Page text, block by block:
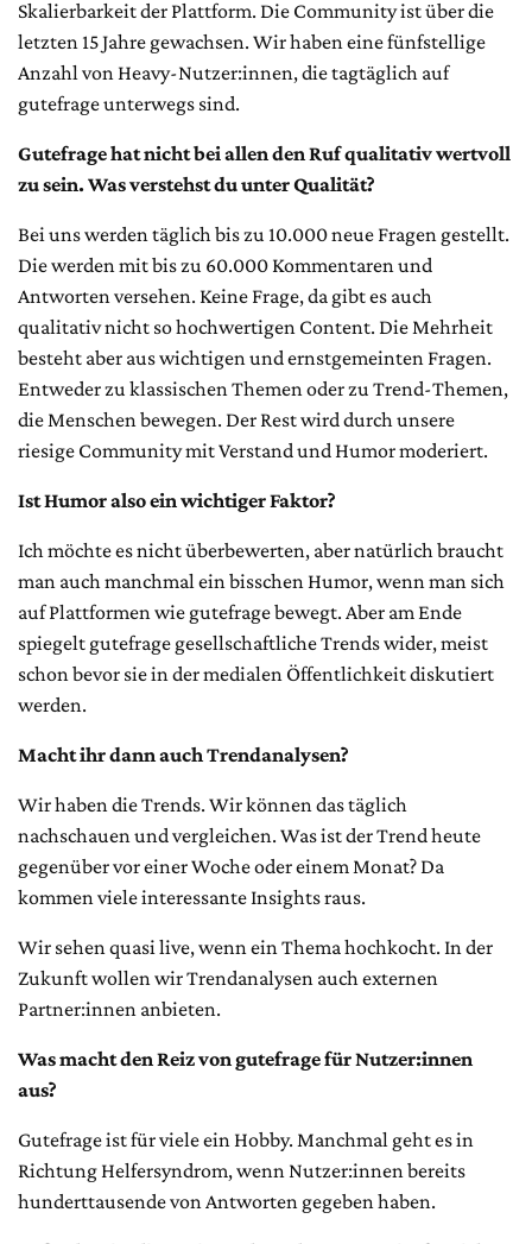
Skalierbarkeit der Plattform. Die Community ist über die
letzten 15 Jahre gewachsen. Wir haben eine fünfstellige
Anzahl von Heavy-Nutzer:innen, die tagtäglich auf
gutefrage unterwegs sind.
Gutefrage hat nicht bei allen den Ruf qualitativ wertvoll
zu sein. Was verstehst du unter Qualität?
Bei uns werden täglich bis zu 10.000 neue Fragen gestellt.
Die werden mit bis zu 60.000 Kommentaren und
Antworten versehen. Keine Frage, da gibt es auch
qualitativ nicht so hochwertigen Content. Die Mehrheit
besteht aber aus wichtigen und ernstgemeinten Fragen.
Entweder zu klassischen Themen oder zu Trend-Themen,
die Menschen bewegen. Der Rest wird durch unsere
riesige Community mit Verstand und Humor moderiert.
Ist Humor also ein wichtiger Faktor?
Ich möchte es nicht überbewerten, aber natürlich braucht
man auch manchmal ein bisschen Humor, wenn man sich
auf Plattformen wie gutefrage bewegt. Aber am Ende
spiegelt gutefrage gesellschaftliche Trends wider, meist
schon bevor sie in der medialen Öffentlichkeit diskutiert
werden.
Macht ihr dann auch Trendanalysen?
Wir haben die Trends. Wir können das täglich
nachschauen und vergleichen. Was ist der Trend heute
gegenüber vor einer Woche oder einem Monat? Da
kommen viele interessante Insights raus.
Wir sehen quasi live, wenn ein Thema hochkocht. In der
Zukunft wollen wir Trendanalysen auch externen
Partner:innen anbieten.
Was macht den Reiz von gutefrage für Nutzer:innen
aus?
Gutefrage ist für viele ein Hobby. Manchmal geht es in
Richtung Helfersyndrom, wenn Nutzer:innen bereits
hunderttausende von Antworten gegeben haben.